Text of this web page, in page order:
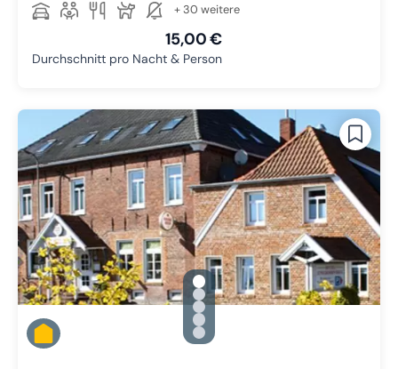
+ 30 weitere
15,00 €
Durchschnitt pro Nacht & Person
gallery.slide_selector
Zu Slide 1 wechseln
Zu Slide 2 wechseln
Zu Slide 3 wechseln
Zu Slide 4 wechseln
Zu Slide 5 wechseln